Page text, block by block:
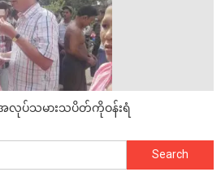
လုပ်သမားသပိတ်ကိုဝန်းရံ
Search
for: